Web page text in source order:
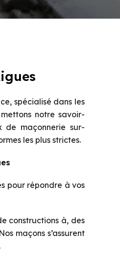
spécialisé dans les
notre savoir-
maçonnerie sur-
les plus strictes.
pour répondre à vos
constructions à, des
maçons s’assurent